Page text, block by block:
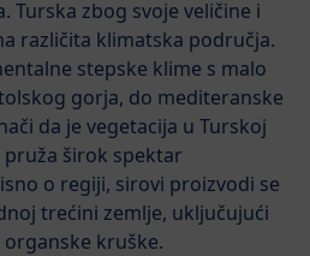
Turska zbog svoje veličine i
različita klimatska područja.
stepske klime s malo
gorja, do mediteranske
da je vegetacija u Turskoj
širok spektar
o regiji, sirovi proizvodi se
trećini zemlje, uključujući
kruške.